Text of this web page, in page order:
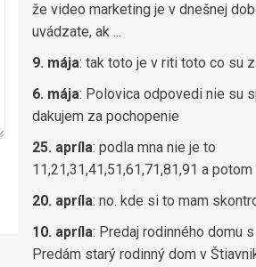
že video marketing je v dnešnej
uvádzate, ak ...
9. mája: tak toto je v riti toto co su
6. mája: Polovica odpovedi nie su
dakujem za pochopenie
25. apríla: podla mna nie je to
11,21,31,41,51,61,71,81,91 a potom
20. apríla: no. kde si to mam
10. apríla: Predaj rodinného domu
Predám starý rodinný dom v